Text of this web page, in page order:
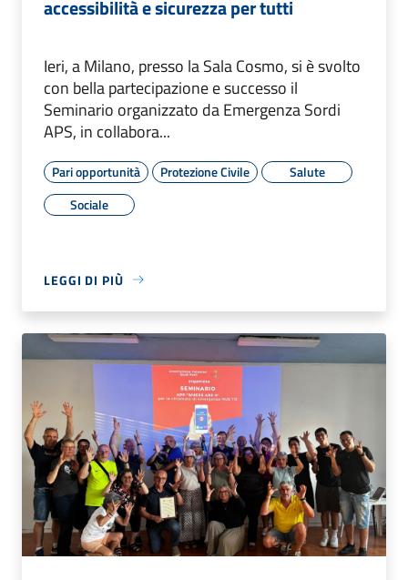
accessibilità e sicurezza per tutti
Ieri, a Milano, presso la Sala Cosmo, si è svolto
con bella partecipazione e successo il
Seminario organizzato da Emergenza Sordi
APS, in collabora...
Pari opportunità Protezione Civile
Salute
Sociale
LEGGI DI PIÙ